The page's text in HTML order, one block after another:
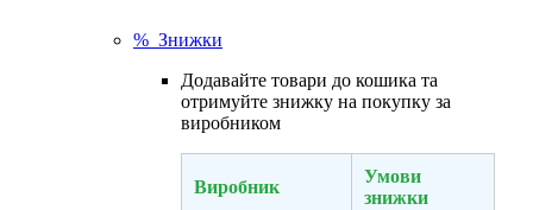
% Знижки
Додавайте товари до кошика та
отримуйте знижку на покупку за
виробником
Виробник
Умови
знижки